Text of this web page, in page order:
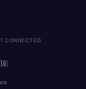
CONNECTED.